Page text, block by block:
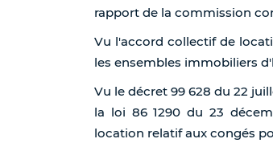
rapport de la commission
Vu l'accord collectif de
les ensembles immobiliers
Vu le décret 99 628 du 22
la loi 86 1290 du 23
location relatif aux congés